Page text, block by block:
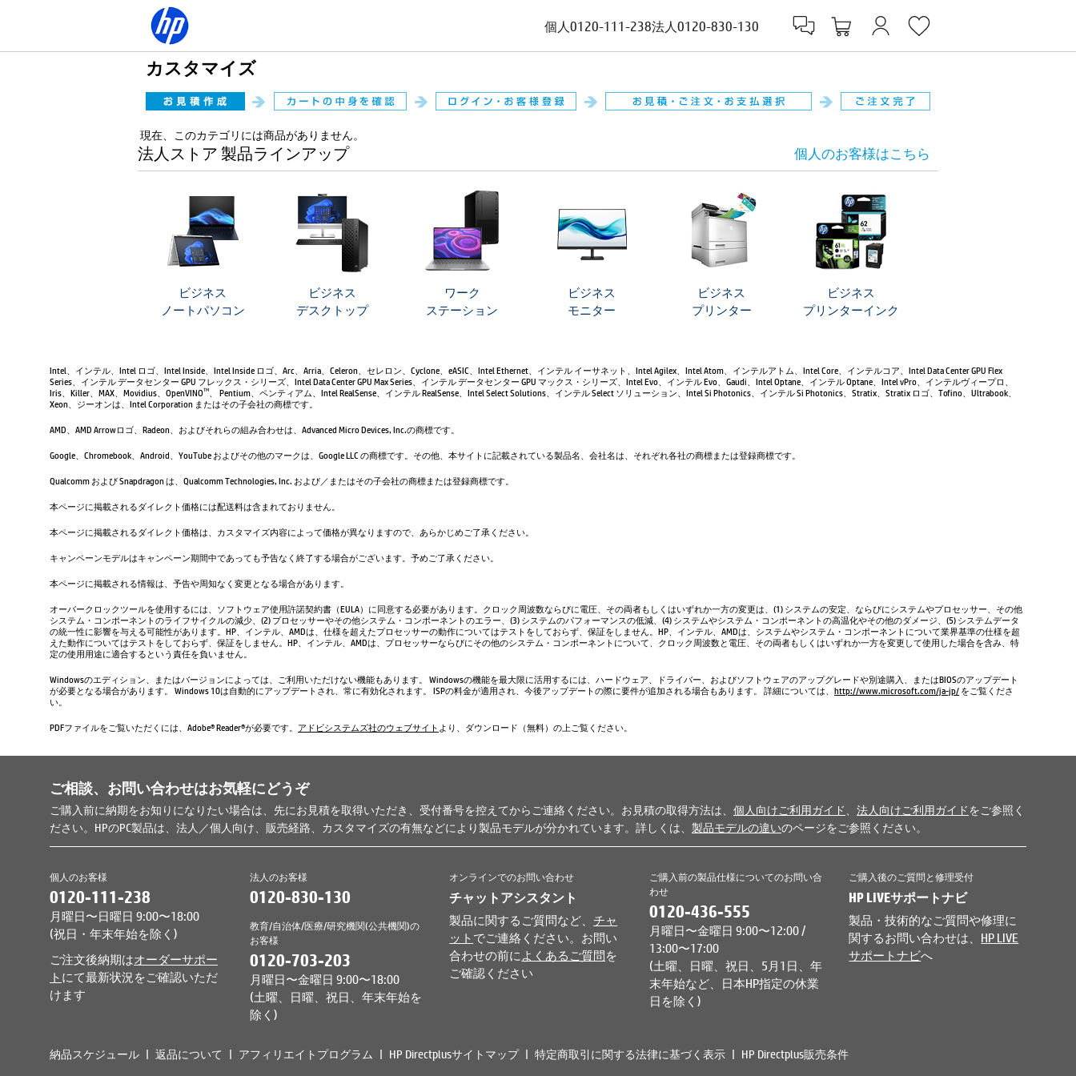
個人 0120-111-238法人 0120-830-130
カスタマイズ
現在、このカテゴリには商品がありません。
法人ストア 製品ラインアップ 個人のお客様はこちら
ビジネス
ノートパソコン
ビジネス
デスクトップ
ワーク
ステーション
ビジネス
モニター
ビジネス
プリンター
ビジネス
プリンターインク
Intel、インテル、Intel ロゴ、Intel Inside、Intel Inside ロゴ、Arc、Arria、Celeron、セレロン、Cyclone、eASIC、Intel Ethernet、インテル イーサネット、Intel Agilex、Intel Atom、インテルアトム、Intel Core、インテルコア、Intel Data Center GPU Flex
Series、インテル データセンター GPU フレックス・シリーズ、Intel Data Center GPU Max Series、インテル データセンター GPU マックス・シリーズ、Intel Evo、インテル Evo、Gaudi、Intel Optane、インテル Optane、Intel vPro、インテルヴィープロ、
Iris、Killer、MAX、Movidius、OpenVINOTM
、 Pentium、ペンティアム、Intel RealSense、インテル RealSense、Intel Select Solutions、インテル Select ソリューション、Intel Si Photonics、インテル Si Photonics、Stratix、Stratix ロゴ、Tofino、Ultrabook、
Xeon、ジーオンは、Intel Corporation またはその子会社の商標です。
AMD、AMD Arrowロゴ、Radeon、およびそれらの組み合わせは、Advanced Micro Devices, Inc.の商標です。
Google、Chromebook、Android、YouTube およびその他のマークは、Google LLC の商標です。その他、本サイトに記載されている製品名、会社名は、それぞれ各社の商標または登録商標です。
Qualcomm および Snapdragon は、Qualcomm Technologies, Inc. および／またはその子会社の商標または登録商標です。
本ページに掲載されるダイレクト価格には配送料は含まれておりません。
本ページに掲載されるダイレクト価格は、カスタマイズ内容によって価格が異なりますので、あらかじめご了承ください。
キャンペーンモデルはキャンペーン期間中であっても予告なく終了する場合がございます。予めご了承ください。
本ページに掲載される情報は、予告や周知なく変更となる場合があります。
オーバークロックツールを使用するには、ソフトウェア使用許諾契約書（EULA）に同意する必要があります。クロック周波数ならびに電圧、その両者もしくはいずれか一方の変更は、(1) システムの安定、ならびにシステムやプロセッサー、その他
システム・コンポーネントのライフサイクルの減少、(2) プロセッサーやその他システム・コンポーネントのエラー、(3) システムのパフォーマンスの低減、(4) システムやシステム・コンポーネントの高温化やその他のダメージ、(5) システムデータ
の統一性に影響を与える可能性があります。HP、インテル、AMDは、仕様を超えたプロセッサーの動作についてはテストをしておらず、保証をしません。HP、インテル、AMDは、システムやシステム・コンポーネントについて業界基準の仕様を超
えた動作についてはテストをしておらず、保証をしません。HP、インテル、AMDは、プロセッサーならびにその他のシステム・コンポーネントについて、クロック周波数と電圧、その両者もしくはいずれか一方を変更して使用した場合を含み、特
定の使用用途に適合するという責任を負いません。
Windowsのエディション、またはバージョンによっては、ご利用いただけない機能もあります。 Windowsの機能を最大限に活用するには、ハードウェア、ドライバー、およびソフトウェアのアップグレードや別途購入、またはBIOSのアップデート
が必要となる場合があります。 Windows 10は自動的にアップデートされ、常に有効化されます。 ISPの料金が適用され、今後アップデートの際に要件が追加される場合もあります。 詳細については、 http://www.microsoft.com/ja-jp/ をご覧くださ
い。
PDFファイルをご覧いただくには、Adobe® Reader®が必要です。 アドビシステムズ社のウェブサイト より、ダウンロード（無料）の上ご覧ください。
ご相談、お問い合わせはお気軽にどうぞ
ご購入前に納期をお知りになりたい場合は、先にお見積を取得いただき、受付番号を控えてからご連絡ください。お見積の取得方法は、 個人向けご利用ガイド 法人向けご利用ガイドをご参照く
ださい。HPのPC製品は、法人／個人向け、販売経路、カスタマイズの有無などにより製品モデルが分かれています。詳しくは、 製品モデルの違いのページをご参照ください。
個人のお客様
0120-111-238
月曜日〜日曜日 9:00〜18:00
(祝日・年末年始を除く)
ご注文後納期はオーダーサポー
ト にて最新状況をご確認いただ
けます
法人のお客様
0120-830-130
教育/自治体/医療/研究機関(公共機関)の
お客様
0120-703-203
月曜日〜金曜日 9:00〜18:00
(土曜、日曜、祝日、年末年始を
除く)
オンラインでのお問い合わせ
チャットアシスタント
製品に関するご質問など、チャ
ット でご連絡ください。お問い
合わせの前に よくあるご質問を
ご確認ください
ご購入前の製品仕様についてのお問い合
わせ
0120-436-555
月曜日〜金曜日 9:00〜12:00 /
13:00〜17:00
(土曜、日曜、祝日、5月1日、年
末年始など、日本HP指定の休業
日を除く)
ご購入後のご質問と修理受付
HP LIVEサポートナビ
製品・技術的なご質問や修理に
関するお問い合わせは、 HP LIVE
サポートナビへ
納品スケジュール 返品について アフィリエイトプログラム HP Directplusサイトマップ 特定商取引に関する法律に基づく表示 HP Directplus販売条件